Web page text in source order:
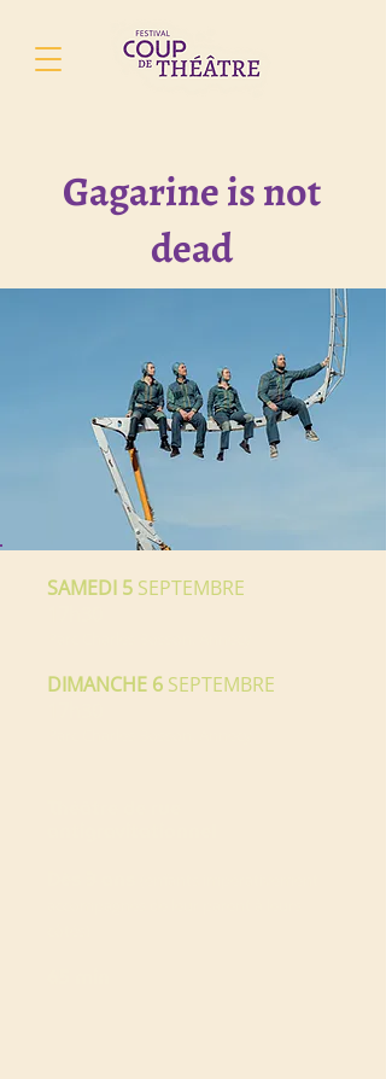
Gagarine is not
dead
SAMEDI 5 SEPTEMBRE
DIMANCHE 6 SEPTEMBRE